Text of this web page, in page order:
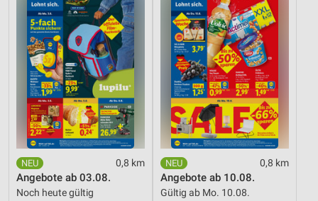
0,8 km
Angebote ab 03.08.
Noch heute gültig
0,8 km
Angebote ab 10.08.
Gültig ab Mo. 10.08.